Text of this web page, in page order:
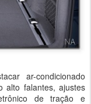
ar-condicionado
alto falantes, ajustes
de tração e